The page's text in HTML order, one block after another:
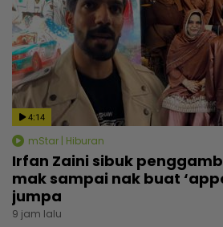
4:14
mStar | Hiburan
Irfan Zaini sibuk
mak sampai nak buat
jumpa
9 jam lalu